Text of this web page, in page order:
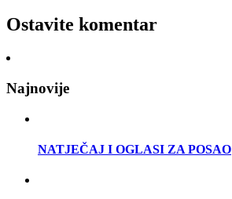
Ostavite komentar
Najnovije
NATJEČAJ I OGLASI ZA POSAO